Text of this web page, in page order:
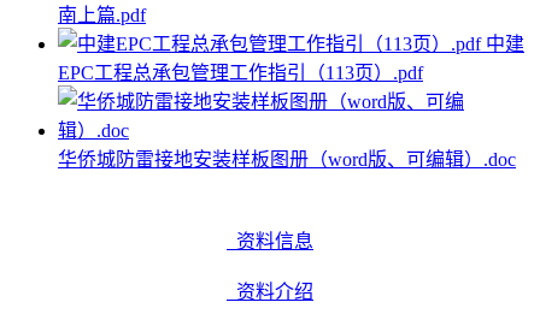
南上篇.pdf
中建
EPC工程总承包管理工作指引（113页）.pdf
华侨城防雷接地安装样板图册（word版、可编辑）.doc
资料信息
资料介绍